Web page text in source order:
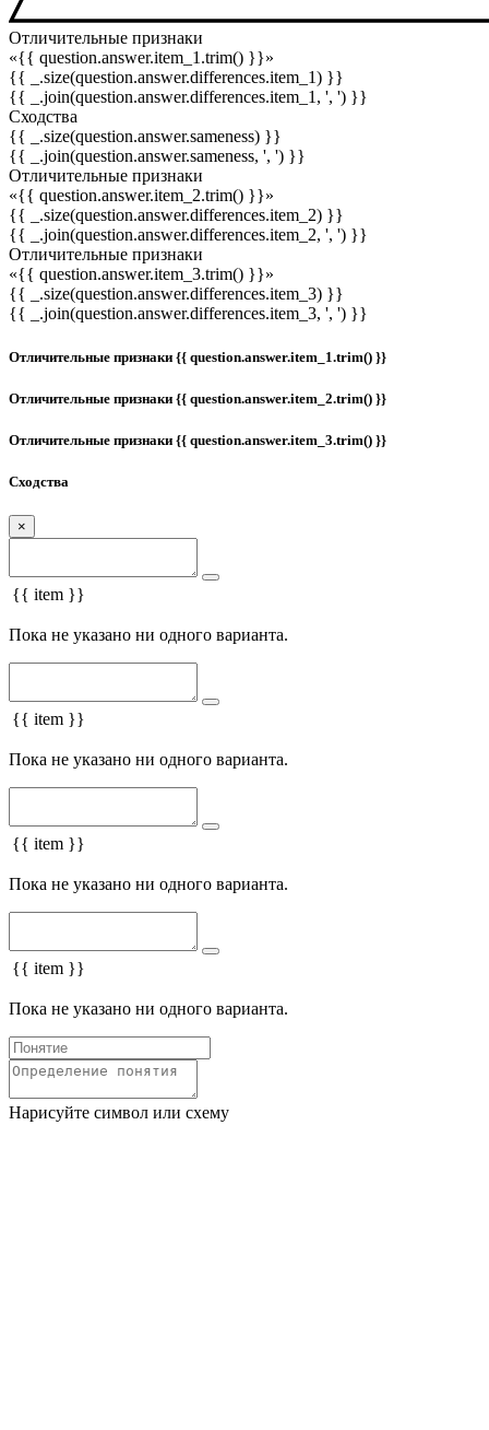
Отличительные признаки
«{{ question.answer.item_1.trim() }}»
{{ _.size(question.answer.differences.item_1) }}
{{ _.join(question.answer.differences.item_1, ', ') }}
Сходства
{{ _.size(question.answer.sameness) }}
{{ _.join(question.answer.sameness, ', ') }}
Отличительные признаки
«{{ question.answer.item_2.trim() }}»
{{ _.size(question.answer.differences.item_2) }}
{{ _.join(question.answer.differences.item_2, ', ') }}
Отличительные признаки
«{{ question.answer.item_3.trim() }}»
{{ _.size(question.answer.differences.item_3) }}
{{ _.join(question.answer.differences.item_3, ', ') }}
Отличительные признаки {{ question.answer.item_1.trim() }}
Отличительные признаки {{ question.answer.item_2.trim() }}
Отличительные признаки {{ question.answer.item_3.trim() }}
Сходства
×
{{ item }}
Пока не указано ни одного варианта.
{{ item }}
Пока не указано ни одного варианта.
{{ item }}
Пока не указано ни одного варианта.
{{ item }}
Пока не указано ни одного варианта.
Нарисуйте символ или схему